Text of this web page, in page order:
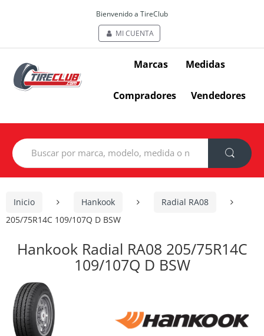
Bienvenido a TireClub
MI CUENTA
Marcas Medidas
Compradores Vendedores
Search
for:
Inicio Hankook
Radial RA08
205/75R14C 109/107Q D BSW
Hankook Radial RA08 205/75R14C
109/107Q D BSW